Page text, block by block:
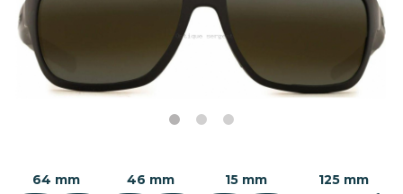
64 mm 46 mm 15 mm 125 mm